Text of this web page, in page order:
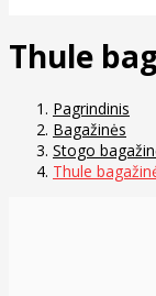
Thule
Pagrindinis
Bagažinės
Stogo
Thule